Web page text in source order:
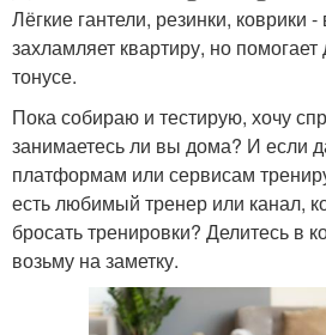
Лёгкие гантели, резинки, коврики -
захламляет квартиру, но помогает
тонусе.
Пока собираю и тестирую, хочу
занимаетесь ли вы дома? И если
платформам или сервисам
есть любимый тренер или канал,
бросать тренировки? Делитесь в
возьму на заметку.